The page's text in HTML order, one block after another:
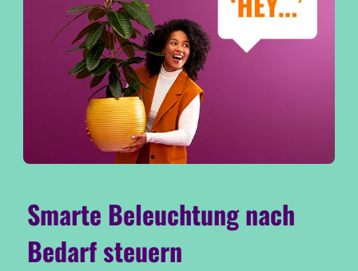
Smarte Beleuchtung nach
Bedarf steuern